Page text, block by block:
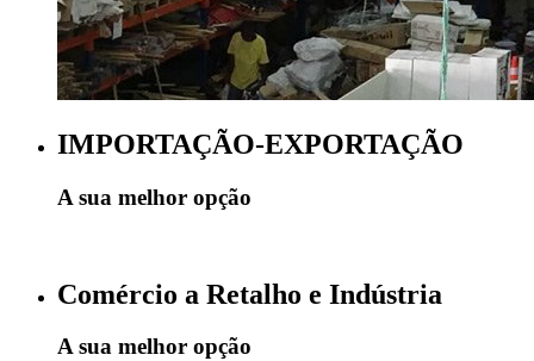
IMPORTAÇÃO-EXPORTAÇÃO
A sua melhor opção
Comércio a Retalho e Indústria
A sua melhor opção